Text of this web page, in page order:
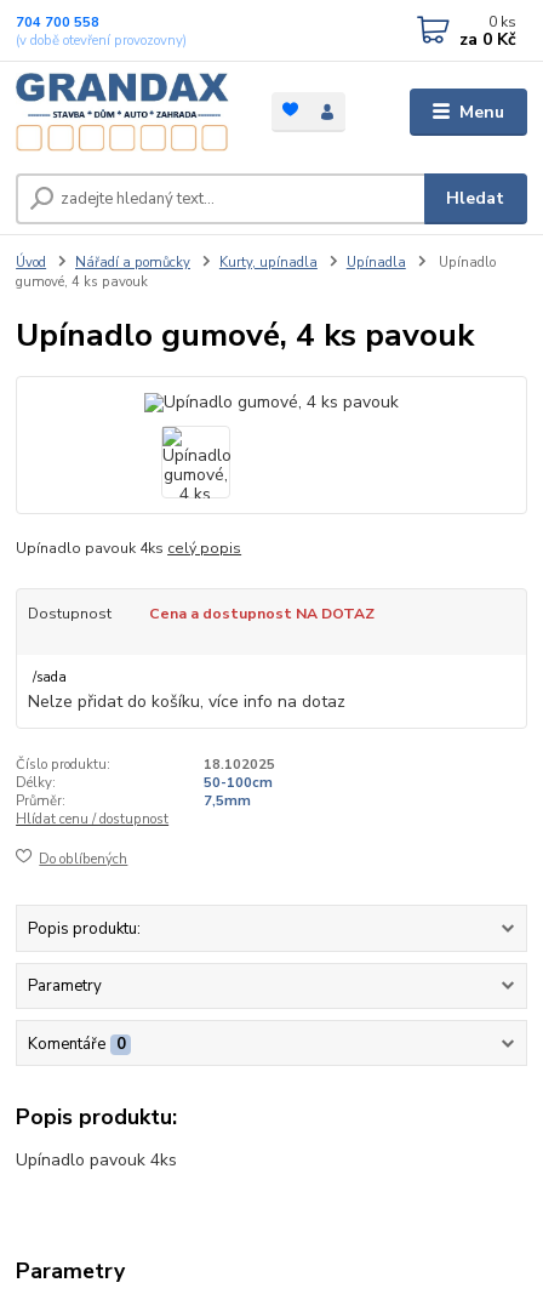
Menu
Hledat
704 700 558
(v době otevření provozovny)
0 ks
za 0 Kč
Úvod Nářadí a pomůcky Kurty, upínadla Upínadla
Upínadlo
gumové, 4 ks pavouk
Upínadlo gumové, 4 ks pavouk
Upínadlo pavouk 4ks celý popis
Dostupnost Cena a dostupnost NA DOTAZ
/sada
Nelze přidat do košíku, více info na dotaz
Číslo produktu:
18.102025
Délky:
50-100cm
Průměr:
7,5mm
Hlídat cenu / dostupnost
Do oblíbených
Popis produktu:
Parametry
Komentáře 0
Popis produktu:
Upínadlo pavouk 4ks
Parametry